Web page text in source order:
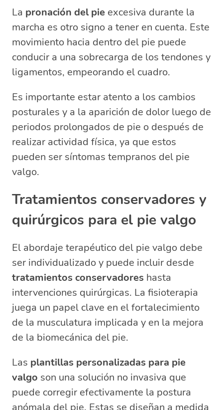
La pronación del pie excesiva durante la
marcha es otro signo a tener en cuenta. Este
movimiento hacia dentro del pie puede
conducir a una sobrecarga de los tendones y
ligamentos, empeorando el cuadro.
Es importante estar atento a los cambios
posturales y a la aparición de dolor luego de
periodos prolongados de pie o después de
realizar actividad física, ya que estos
pueden ser síntomas tempranos del pie
valgo.
Tratamientos conservadores y
quirúrgicos para el pie valgo
El abordaje terapéutico del pie valgo debe
ser individualizado y puede incluir desde
tratamientos conservadores hasta
intervenciones quirúrgicas. La fisioterapia
juega un papel clave en el fortalecimiento
de la musculatura implicada y en la mejora
de la biomecánica del pie.
Las plantillas personalizadas para pie
valgo son una solución no invasiva que
puede corregir efectivamente la postura